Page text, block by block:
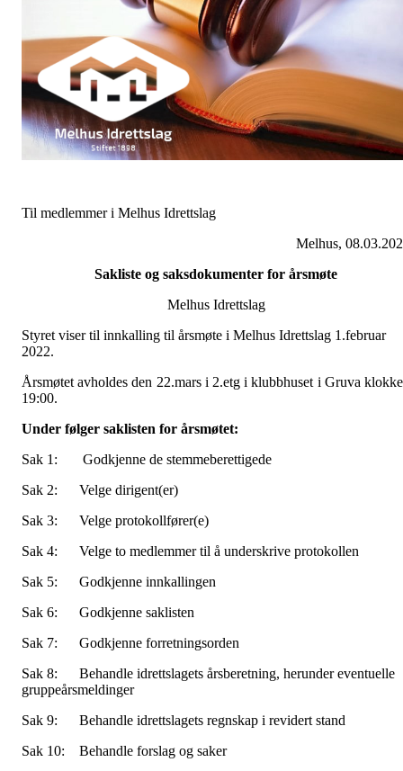
Til medlemmer i Melhus Idrettslag
Melhus,
Sakliste og saksdokumenter for årsmøte
Melhus Idrettslag
Styret viser til innkalling til årsmøte i Melhus Idrettslag 1.februar
2022.
Årsmøtet avholdes den 22.mars i 2.etg i klubbhuset i Gruva
19:00.
Under følger saklisten for årsmøtet:
Sak 1: Godkjenne de stemmeberettigede
Sak 2: Velge dirigent(er)
Sak 3: Velge protokollfører(e)
Sak 4: Velge to medlemmer til å underskrive protokollen
Sak 5: Godkjenne innkallingen
Sak 6: Godkjenne saklisten
Sak 7: Godkjenne forretningsorden
Sak 8: Behandle idrettslagets årsberetning, herunder eventuelle
gruppeårsmeldinger
Sak 9: Behandle idrettslagets regnskap i revidert stand
Sak 10: Behandle forslag og saker